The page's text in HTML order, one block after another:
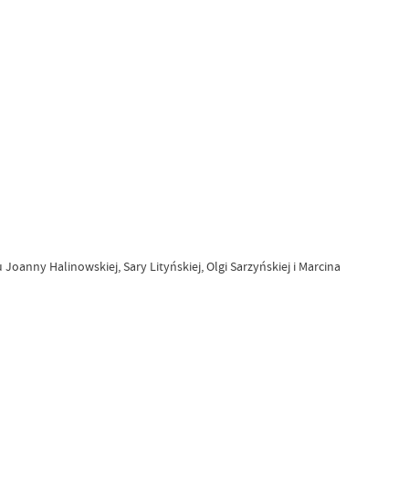
Halinowskiej, Sary Lityńskiej, Olgi Sarzyńskiej i Marcina